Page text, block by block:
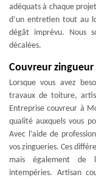
adéquats à chaque
d’un entretien tout au
dégât imprévu. Nous
décalées.
Couvreur
Lorsque vous avez
travaux de toiture,
Entreprise couvreur à
qualité auxquels vous
Avec l’aide de
vos zingueries. Ces
mais également de
intempéries. Artisan